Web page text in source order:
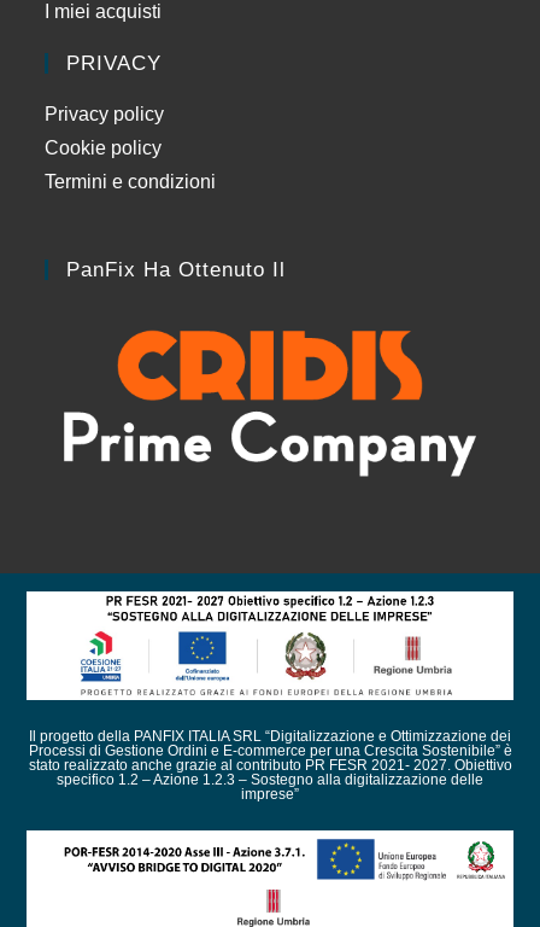
I miei acquisti
PRIVACY
Privacy policy
Cookie policy
Termini e condizioni
PanFix Ha Ottenuto Il
Il progetto della PANFIX ITALIA SRL “Digitalizzazione e Ottimizzazione dei
Processi di Gestione Ordini e E-commerce per una Crescita Sostenibile” è
stato realizzato anche grazie al contributo PR FESR 2021- 2027. Obiettivo
specifico 1.2 – Azione 1.2.3 – Sostegno alla digitalizzazione delle
imprese”